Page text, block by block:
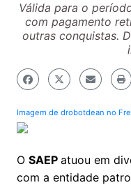
Válida para o
com pagamento
outras conquistas.
Imagem de drobotdean no
O SAEP atuou em
com a entidade